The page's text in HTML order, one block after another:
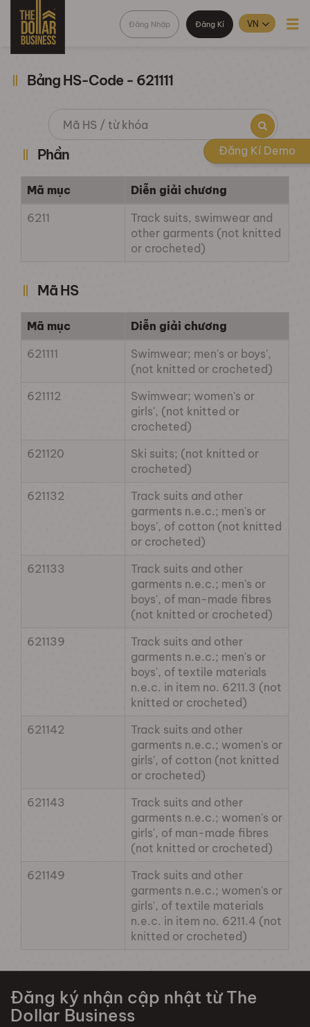
Đăng Nhập Đăng Kí
Bảng HS-Code - 621111
Phần
Mã mục
Diễn giải chương
6211
Track suits, swimwear and
other garments (not knitted
or crocheted)
Mã HS
Mã mục
Diễn giải chương
621111
Swimwear; men's or boys',
(not knitted or crocheted)
621112
Swimwear; women's or
girls', (not knitted or
crocheted)
621120
Ski suits; (not knitted or
crocheted)
621132
Track suits and other
garments n.e.c.; men's or
boys', of cotton (not knitted
or crocheted)
621133
Track suits and other
garments n.e.c.; men's or
boys', of man-made fibres
(not knitted or crocheted)
621139
Track suits and other
garments n.e.c.; men's or
boys', of textile materials
n.e.c. in item no. 6211.3 (not
knitted or crocheted)
621142
Track suits and other
garments n.e.c.; women's or
girls', of cotton (not knitted
or crocheted)
621143
Track suits and other
garments n.e.c.; women's or
girls', of man-made fibres
(not knitted or crocheted)
621149
Track suits and other
garments n.e.c.; women's or
girls', of textile materials
n.e.c. in item no. 6211.4 (not
knitted or crocheted)
Đăng ký nhận cập nhật từ The
Dollar Business
Đăng Kí Demo